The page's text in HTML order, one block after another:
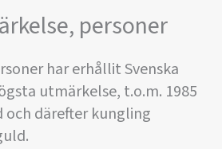
personer
har erhållit Svenska
utmärkelse, t.o.m. 1985
och därefter kungling